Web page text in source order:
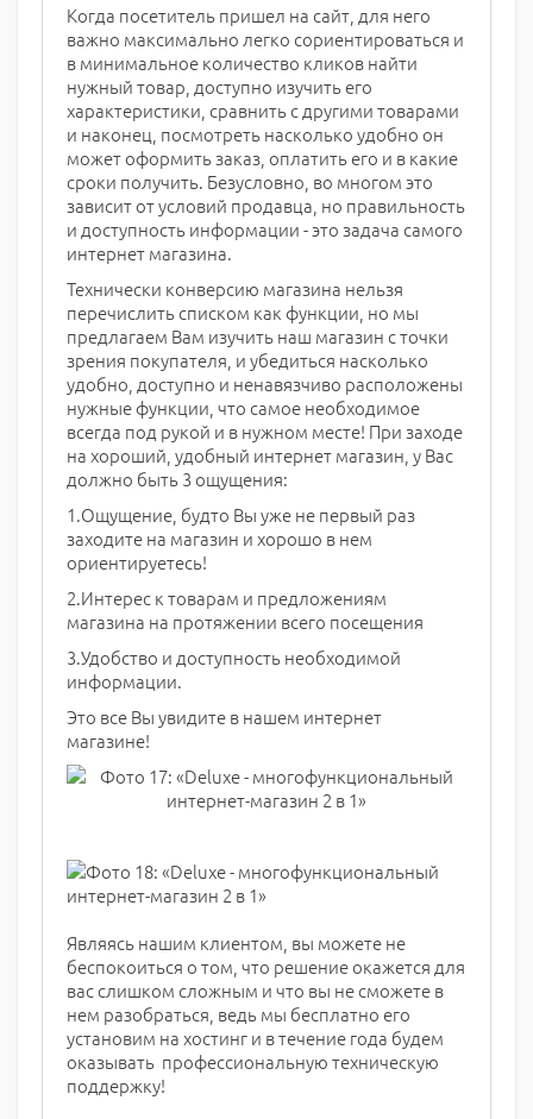
Когда посетитель пришел на сайт, для него
важно максимально легко сориентироваться и
в минимальное количество кликов найти
нужный товар, доступно изучить его
характеристики, сравнить с другими товарами
и наконец, посмотреть насколько удобно он
может оформить заказ, оплатить его и в какие
сроки получить. Безусловно, во многом это
зависит от условий продавца, но правильность
и доступность информации - это задача самого
интернет магазина.
Технически конверсию магазина нельзя
перечислить списком как функции, но мы
предлагаем Вам изучить наш магазин с точки
зрения покупателя, и убедиться насколько
удобно, доступно и ненавязчиво расположены
нужные функции, что самое необходимое
всегда под рукой и в нужном месте! При заходе
на хороший, удобный интернет магазин, у Вас
должно быть 3 ощущения:
1.Ощущение, будто Вы уже не первый раз
заходите на магазин и хорошо в нем
ориентируетесь!
2.Интерес к товарам и предложениям
магазина на протяжении всего посещения
3.Удобство и доступность необходимой
информации.
Это все Вы увидите в нашем интернет
магазине!
Являясь нашим клиентом, вы можете не
беспокоиться о том, что решение окажется для
вас слишком сложным и что вы не сможете в
нем разобраться, ведь мы бесплатно его
установим на хостинг и в течение года будем
оказывать профессиональную техническую
поддержку!